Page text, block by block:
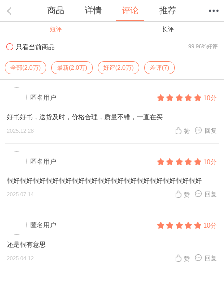
商品 详情 评论 推荐
短评 长评
只看当前商品 99.96%好评
全部(2.0万) 最新(2.0万) 好评(2.0万) 差评(7)
匿名用户 10分
好书好书，送货及时，价格合理，质量不错，一直在买
2025.12.28 回复
赞
匿名用户 10分
很好很好很好很好很好很好很好很好很好很好很好很好很好很好很好
2025.07.14 回复
赞
匿名用户 10分
还是很有意思
2025.04.12 回复
赞